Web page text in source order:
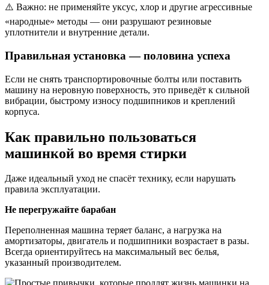
⚠️ Важно: не применяйте уксус, хлор и другие агрессивные
«народные» методы — они разрушают резиновые
уплотнители и внутренние детали.
Правильная установка — половина успеха
Если не снять транспортировочные болты или поставить
машину на неровную поверхность, это приведёт к сильной
вибрации, быстрому износу подшипников и креплений
корпуса.
Как правильно пользоваться
машинкой во время стирки
Даже идеальный уход не спасёт технику, если нарушать
правила эксплуатации.
Не перегружайте барабан
Переполненная машина теряет баланс, а нагрузка на
амортизаторы, двигатель и подшипники возрастает в разы.
Всегда ориентируйтесь на максимальный вес белья,
указанный производителем.